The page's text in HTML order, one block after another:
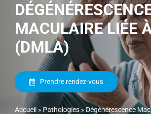
MACULAIRE LIÉE
(DMLA)
Prendre rendez-vous
Accueil » Pathologies» Dégénérescence